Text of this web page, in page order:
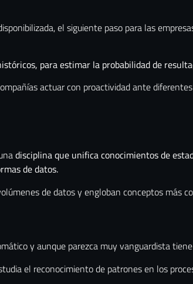
el siguiente paso para las
para estimar la probabilidad de
actuar con proactividad ante
disciplina que unifica conocimientos de
de datos.
de datos y engloban conceptos más
y aunque parezca muy vanguardista
el reconocimiento de patrones en los